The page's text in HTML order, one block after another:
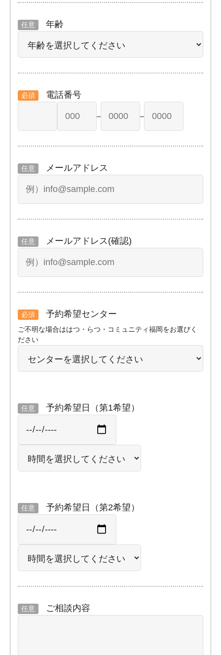
任意 年齢
必須 電話番号
– –
任意 メールアドレス
任意 メールアドレス(確認)
必須 予約希望センター
ご不明な場合ははつ・らつ・コミュニティ福岡をお選びく
ださい
任意 予約希望日（第1希望）
任意 予約希望日（第2希望）
任意 ご相談内容